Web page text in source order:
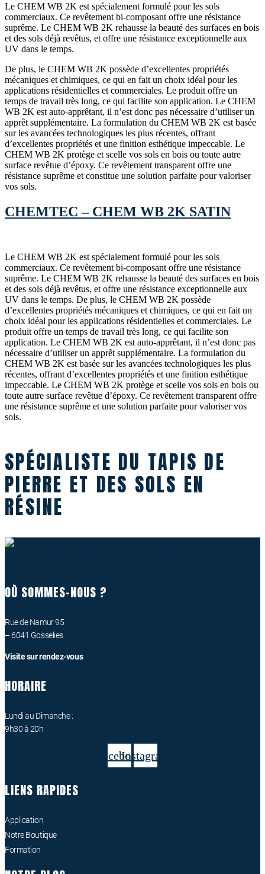
Le CHEM WB 2K est spécialement formulé pour les sols
commerciaux. Ce revêtement bi-composant offre une résistance
suprême. Le CHEM WB 2K rehausse la beauté des surfaces en bois
et des sols déjà revêtus, et offre une résistance exceptionnelle aux
UV dans le temps.
De plus, le CHEM WB 2K possède d’excellentes propriétés
mécaniques et chimiques, ce qui en fait un choix idéal pour les
applications résidentielles et commerciales. Le produit offre un
temps de travail très long, ce qui facilite son application. Le CHEM
WB 2K est auto-apprêtant, il n’est donc pas nécessaire d’utiliser un
apprêt supplémentaire. La formulation du CHEM WB 2K est basée
sur les avancées technologiques les plus récentes, offrant
d’excellentes propriétés et une finition esthétique impeccable. Le
CHEM WB 2K protège et scelle vos sols en bois ou toute autre
surface revêtue d’époxy. Ce revêtement transparent offre une
résistance suprême et constitue une solution parfaite pour valoriser
vos sols.
CHEMTEC – CHEM WB 2K SATIN
Le CHEM WB 2K est spécialement formulé pour les sols
commerciaux. Ce revêtement bi-composant offre une résistance
suprême. Le CHEM WB 2K rehausse la beauté des surfaces en bois
et des sols déjà revêtus, et offre une résistance exceptionnelle aux
UV dans le temps. De plus, le CHEM WB 2K possède
d’excellentes propriétés mécaniques et chimiques, ce qui en fait un
choix idéal pour les applications résidentielles et commerciales. Le
produit offre un temps de travail très long, ce qui facilite son
application. Le CHEM WB 2K est auto-apprêtant, il n’est donc pas
nécessaire d’utiliser un apprêt supplémentaire. La formulation du
CHEM WB 2K est basée sur les avancées technologiques les plus
récentes, offrant d’excellentes propriétés et une finition esthétique
impeccable. Le CHEM WB 2K protège et scelle vos sols en bois ou
toute autre surface revêtue d’époxy. Ce revêtement transparent offre
une résistance suprême et une solution parfaite pour valoriser vos
sols.
SPÉCIALISTE DU TAPIS DE
PIERRE ET DES SOLS EN
RÉSINE
OÙ SOMMES-NOUS ?
Rue de Namur 95
– 6041 Gosselies
Visite sur rendez-vous
HORAIRE
Lundi au Dimanche :
9h30 à 20h
Facebook
Instagram
LIENS RAPIDES
Application
Notre Boutique
Formation